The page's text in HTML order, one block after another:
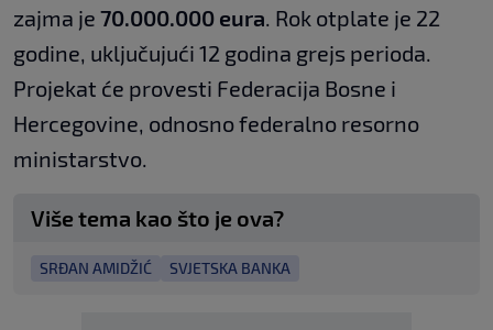
zajma je 70.000.000 eura. Rok otplate je 22
godine, uključujući 12 godina grejs perioda.
Projekat će provesti Federacija Bosne i
Hercegovine, odnosno federalno resorno
ministarstvo.
Više tema kao što je ova?
SRĐAN AMIDŽIĆ SVJETSKA BANKA